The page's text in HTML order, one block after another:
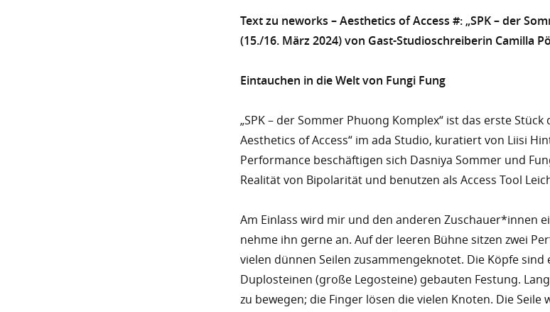
Text zu neworks – Aesthetics of Access #:„SPK – der
(15./16. März 2024) von Gast-Studioschreiberin Camilla
Eintauchen in die Welt von Fungi Fung
„SPK – der Sommer Phuong Komplex“ ist das erste Stück
Aesthetics of Access“ im ada Studio, kuratiert von Liisi
Performance beschäftigen sich Dasniya Sommer und
Realität von Bipolarität und benutzen als Access Tool
Am Einlass wird mir und den anderen Zuschauer*innen
nehme ihn gerne an. Auf der leeren Bühne sitzen zwei
vielen dünnen Seilen zusammengeknotet. Die Köpfe
Duplosteinen (große Legosteine) gebauten Festung.
zu bewegen; die Finger lösen die vielen Knoten. Die